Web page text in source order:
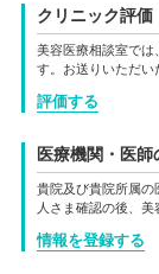
クリニック評価
美容医療相談室では
す。お送りいただ
評価する
医療機関・医師
貴院及び貴院所属
人さま確認の後、
情報を登録する